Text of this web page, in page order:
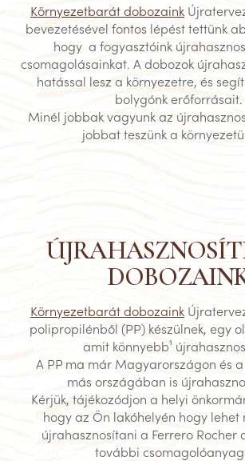
Környezetbarát dobozaink
bevezetésével fontos lépést tettünk
hogy a fogyasztóink
csomagolásainkat. A dobozok
hatással lesz a környezetre, és
bolygónk erőforrásait.
Minél jobbak vagyunk az
jobbat teszünk a
Környezetbarát dobozaink
polipropilénből (PP) készülnek, egy
amit könnyebb¹
A PP ma már Magyarországon és
más országában is
Kérjük, tájékozódjon a helyi
hogy az Ön lakóhelyén hogy lehet
újrahasznosítani a Ferrero Rocher
további